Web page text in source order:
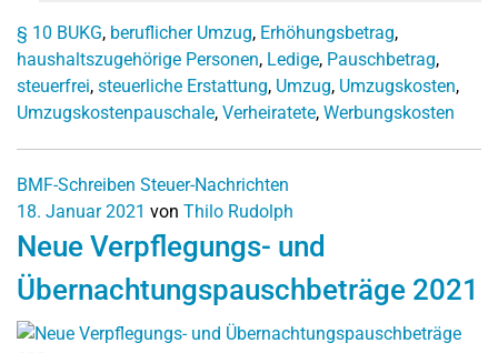
§ 10 BUKG, beruflicher Umzug, Erhöhungsbetrag,
haushaltszugehörige Personen, Ledige, Pauschbetrag,
steuerfrei, steuerliche Erstattung, Umzug, Umzugskosten,
Umzugskostenpauschale, Verheiratete, Werbungskosten
BMF-Schreiben Steuer-Nachrichten
18. Januar 2021 von Thilo Rudolph
Neue Verpflegungs- und
Übernachtungspauschbeträge 2021